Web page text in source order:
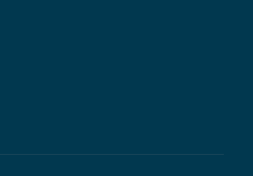
webbplats, öppnas i nytt fönster.